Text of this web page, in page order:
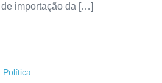
importação da […]
Política